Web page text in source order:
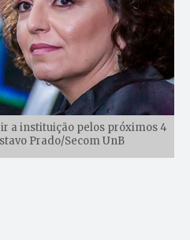
a instituição pelos próximos 4
Prado/Secom UnB